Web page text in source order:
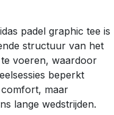
padel graphic tee is
structuur van het
voeren, waardoor
beperkt
maar
lange wedstrijden.